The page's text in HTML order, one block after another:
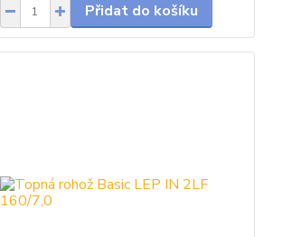
Přidat do košíku